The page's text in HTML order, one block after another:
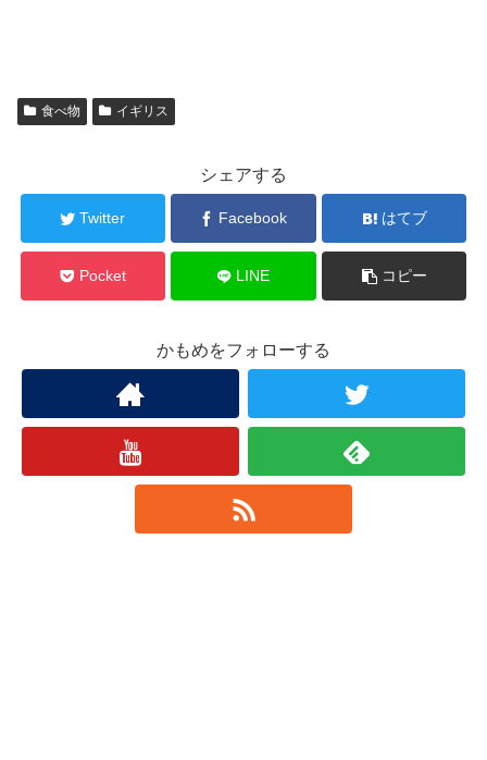
食べ物 イギリス
シェアする
Twitter Facebook はてブ
Pocket LINE コピー
かもめをフォローする